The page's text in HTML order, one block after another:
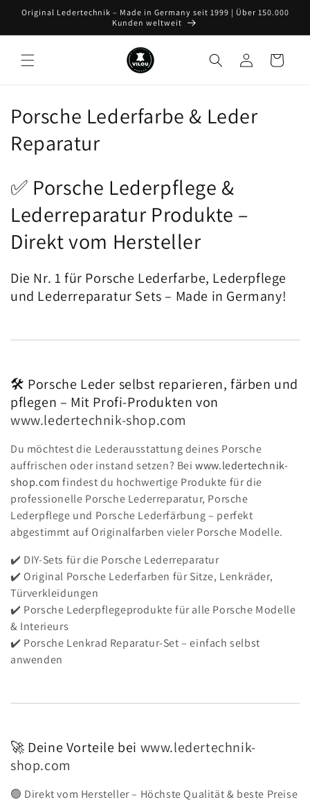
zum
Original Ledertechnik – Made in Germany seit 1999 | Über 150.000
Kunden weltweit
EinloggenWarenkorb
K
a
e
g
o
r
i
Porsche Lederfarbe & Leder
Reparatur
✅ Porsche Lederpflege &
Lederreparatur Produkte –
Direkt vom Hersteller
Die Nr. 1 für Porsche Lederfarbe, Lederpflege
und Lederreparatur Sets – Made in Germany!
🛠️ Porsche Leder selbst reparieren, färben und
pflegen – Mit Profi-Produkten von
www.ledertechnik-shop.com
Du möchtest die Lederausstattung deines Porsche
auffrischen oder instand setzen? Beiwww.ledertechnik-
shop.com findest du hochwertige Produkte für die
professionelle Porsche Lederreparatur, Porsche
Lederpflege und Porsche Lederfärbung – perfekt
abgestimmt auf Originalfarben vieler Porsche Modelle.
✔️ DIY-Sets für die Porsche Lederreparatur
✔️ Original Porsche Lederfarben für Sitze, Lenkräder,
Türverkleidungen
✔️ Porsche Lederpflegeprodukte für alle Porsche Modelle
& Interieurs
✔️ Porsche Lenkrad Reparatur-Set – einfach selbst
anwenden
🚀 Deine Vorteile bei www.ledertechnik-
shop.com
🟢 Direkt vom Hersteller – Höchste Qualität & beste Preise